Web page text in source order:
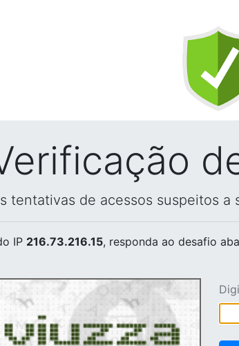
tentativas de acessos suspeitos a
IP 216.73.216.15, responda ao desafio